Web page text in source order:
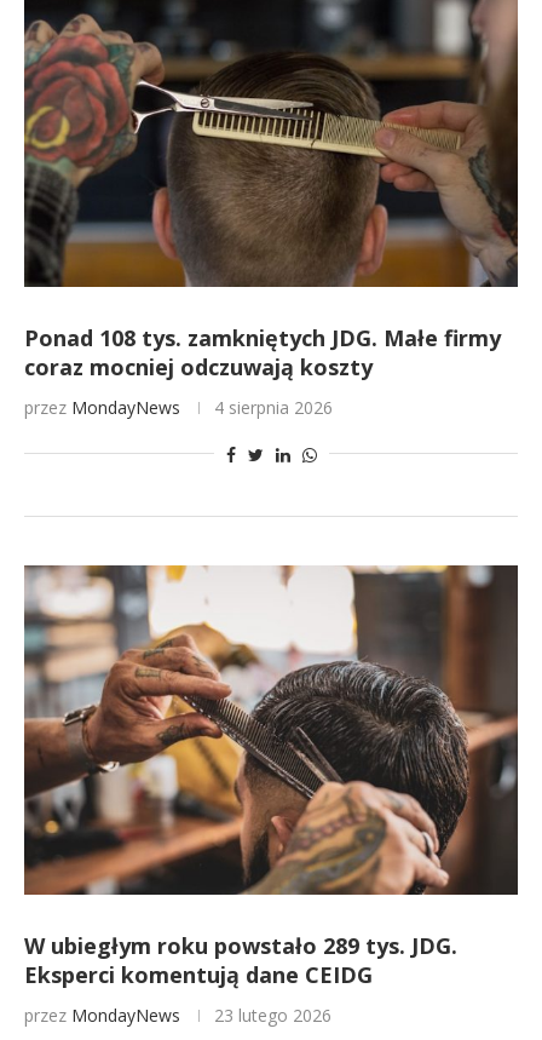
Ponad 108 tys. zamkniętych JDG. Małe firmy
coraz mocniej odczuwają koszty
przez MondayNews 4 sierpnia 2026
W ubiegłym roku powstało 289 tys. JDG.
Eksperci komentują dane CEIDG
przez MondayNews 23 lutego 2026